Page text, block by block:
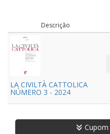
Descrição
LA CIVILTÀ CATTOLICA
NÚMERO 3 - 2024